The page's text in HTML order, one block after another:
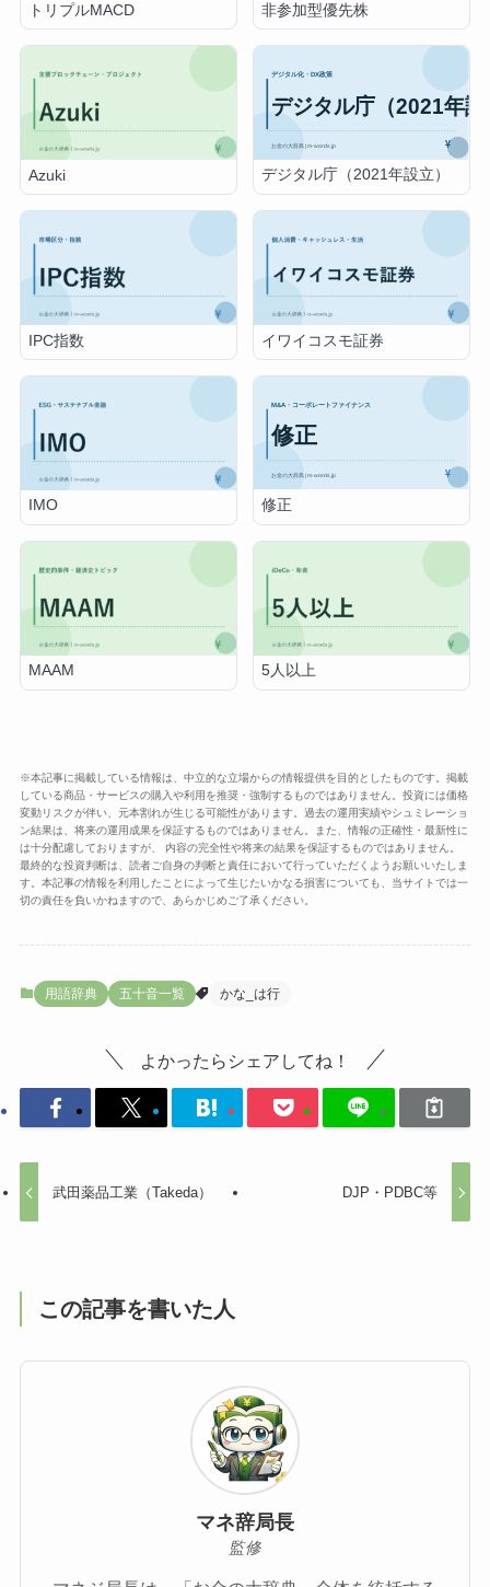
トリプルMACD 非参加型優先株
Azuki デジタル庁（2021年設立）
IPC指数 イワイコスモ証券
IMO 修正
MAAM 5人以上
※本記事に掲載している情報は、中立的な立場からの情報提供を目的としたものです。掲載
している商品・サービスの購入や利用を推奨・強制するものではありません。投資には価格
変動リスクが伴い、元本割れが生じる可能性があります。過去の運用実績やシュミレーショ
ン結果は、将来の運用成果を保証するものではありません。また、情報の正確性・最新性に
は十分配慮しておりますが、 内容の完全性や将来の結果を保証するものではありません。
最終的な投資判断は、読者ご自身の判断と責任において行っていただくようお願いいたしま
す。本記事の情報を利用したことによって生じたいかなる損害についても、当サイトでは一
切の責任を負いかねますので、あらかじめご了承ください。
用語辞典 五十音一覧 かな_は行
よかったらシェアしてね！
武田薬品工業（Takeda） DJP・PDBC等
この記事を書いた人
マネ辞局長
監修